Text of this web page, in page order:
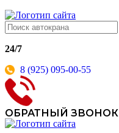
24/7
8 (925) 095-00-55
ОБРАТНЫЙ ЗВОНОК